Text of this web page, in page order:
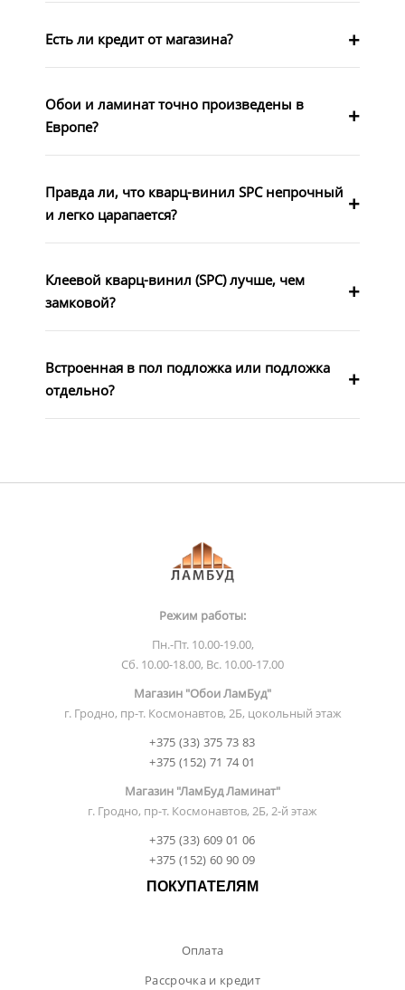
Есть ли кредит от магазина?
Обои и ламинат точно произведены в
Европе?
Правда ли, что кварц-винил SPC непрочный
и легко царапается?
Клеевой кварц-винил (SPC) лучше, чем
замковой?
Встроенная в пол подложка или подложка
отдельно?
Режим работы:
Пн.-Пт. 10.00-19.00,
Сб. 10.00-18.00, Вс. 10.00-17.00
Магазин "Обои ЛамБуд"
г. Гродно, пр-т. Космонавтов, 2Б, цокольный этаж
+375 (33) 375 73 83
+375 (152) 71 74 01
Магазин "ЛамБуд Ламинат"
г. Гродно, пр-т. Космонавтов, 2Б, 2-й этаж
+375 (33) 609 01 06
+375 (152) 60 90 09
ПОКУПАТЕЛЯМ
Оплата
Рассрочка и кредит